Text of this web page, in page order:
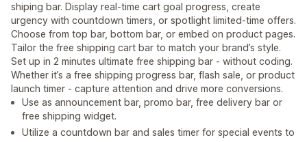
shiping bar. Display real-time cart goal progress, create
urgency with countdown timers, or spotlight limited-time offers.
Choose from top bar, bottom bar, or embed on product pages.
Tailor the free shipping cart bar to match your brand’s style.
Set up in 2 minutes ultimate free shipping bar - without coding.
Whether it’s a free shipping progress bar, flash sale, or product
launch timer - capture attention and drive more conversions.
Use as announcement bar, promo bar, free delivery bar or
free shipping widget.
Utilize a countdown bar and sales timer for special events to